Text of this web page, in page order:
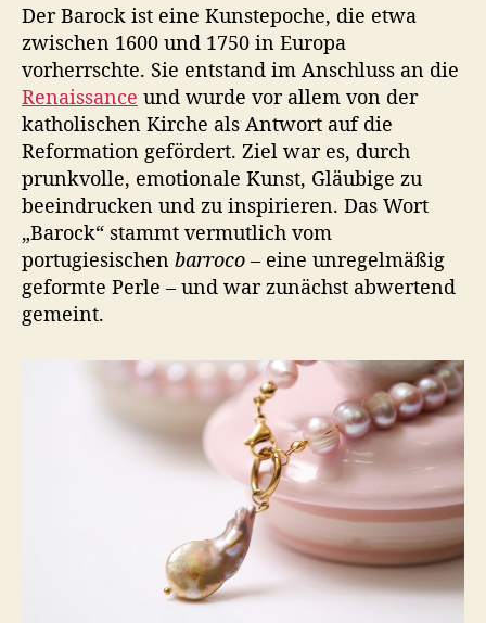
Der Barock ist eine Kunstepoche, die etwa
zwischen 1600 und 1750 in Europa
vorherrschte. Sie entstand im Anschluss an die
Renaissance und wurde vor allem von der
katholischen Kirche als Antwort auf die
Reformation gefördert. Ziel war es, durch
prunkvolle, emotionale Kunst, Gläubige zu
beeindrucken und zu inspirieren. Das Wort
„Barock“ stammt vermutlich vom
portugiesischen barroco – eine unregelmäßig
geformte Perle – und war zunächst abwertend
gemeint.